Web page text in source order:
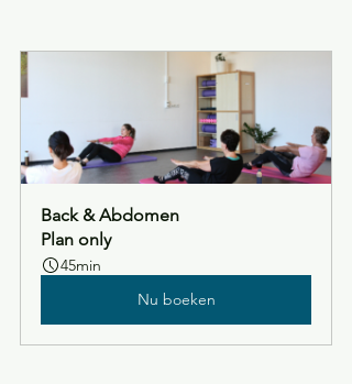
Back & Abdomen
Plan only
45min
Nu boeken